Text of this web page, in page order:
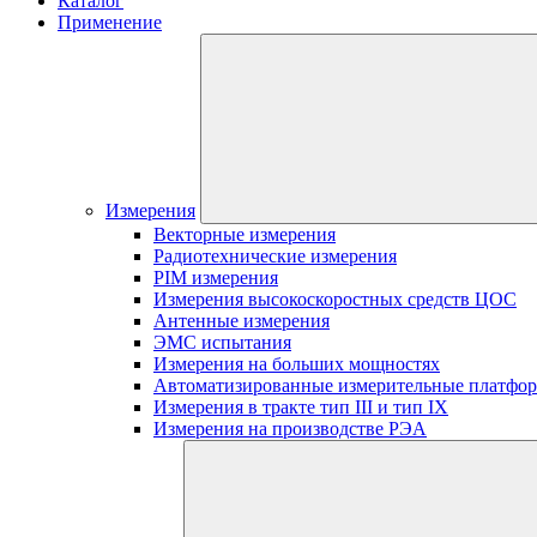
Применение
Измерения
Векторные измерения
Радиотехнические измерения
PIM измерения
Измерения высокоскоростных средств ЦОС
Антенные измерения
ЭМС испытания
Измерения на больших мощностях
Автоматизированные измерительные
Измерения в тракте тип III и тип IX
Измерения на производстве РЭА